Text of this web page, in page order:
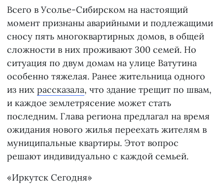
Всего в Усолье-Сибирском на настоящий
момент признаны аварийными и подлежащими
сносу пять многоквартирных домов, в общей
сложности в них проживают 300 семей. Но
ситуация по двум домам на улице Ватутина
особенно тяжелая. Ранее жительница одного
из них рассказала, что здание трещит по швам,
и каждое землетрясение может стать
последним. Глава региона предлагал на время
ожидания нового жилья переехать жителям в
муниципальные квартиры. Этот вопрос
решают индивидуально с каждой семьей.
«Иркутск Сегодня»